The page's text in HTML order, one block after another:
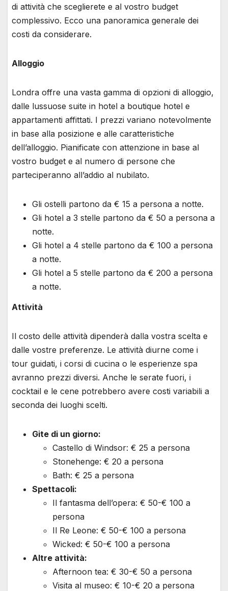
di attività che sceglierete e al vostro budget
complessivo. Ecco una panoramica generale dei
costi da considerare.
Alloggio
Londra offre una vasta gamma di opzioni di alloggio,
dalle lussuose suite in hotel a boutique hotel e
appartamenti affittati. I prezzi variano notevolmente
in base alla posizione e alle caratteristiche
dell’alloggio. Pianificate con attenzione in base al
vostro budget e al numero di persone che
parteciperanno all’addio al nubilato.
Gli ostelli partono da € 15 a persona a notte.
Gli hotel a 3 stelle partono da € 50 a persona a
notte.
Gli hotel a 4 stelle partono da € 100 a persona
a notte.
Gli hotel a 5 stelle partono da € 200 a persona
a notte.
Attività
Il costo delle attività dipenderà dalla vostra scelta e
dalle vostre preferenze. Le attività diurne come i
tour guidati, i corsi di cucina o le esperienze spa
avranno prezzi diversi. Anche le serate fuori, i
cocktail e le cene potrebbero avere costi variabili a
seconda dei luoghi scelti.
Gite di un giorno:
Castello di Windsor: € 25 a persona
Stonehenge: € 20 a persona
Bath: € 25 a persona
Spettacoli:
Il fantasma dell’opera: € 50-€ 100 a
persona
Il Re Leone: € 50-€ 100 a persona
Wicked: € 50-€ 100 a persona
Altre attività:
Afternoon tea: € 30-€ 50 a persona
Visita al museo: € 10-€ 20 a persona